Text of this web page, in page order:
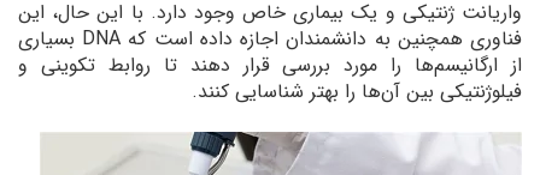
واریانت ژنتیکی و یک بیماری خاص وجود دارد. با این حال، این
فناوری همچنین به دانشمندان اجازه داده است كه DNA بسیاری
از ارگانیسم‌ها را مورد بررسی قرار دهند تا روابط تكوینی و
فیلوژنتیکی بین آن‌ها را بهتر شناسایی کنند.